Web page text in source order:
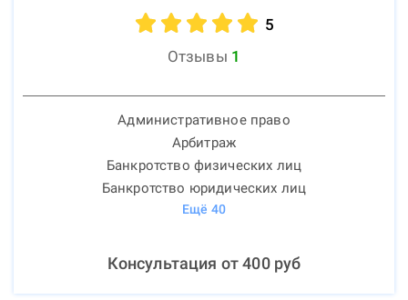
5
Отзывы 1
Административное право
Арбитраж
Банкротство физических лиц
Банкротство юридических лиц
Ещё 40
Консультация от400руб